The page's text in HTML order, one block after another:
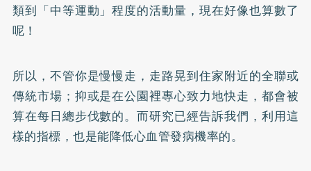
類到「中等運動」程度的活動量，現在好像也算數了
呢！
所以，不管你是慢慢走，走路晃到住家附近的全聯或
傳統市場；抑或是在公園裡專心致力地快走，都會被
算在每日總步伐數的。而研究已經告訴我們，利用這
樣的指標，也是能降低心血管發病機率的。